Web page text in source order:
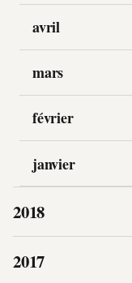
avril
mars
février
janvier
2018
2017